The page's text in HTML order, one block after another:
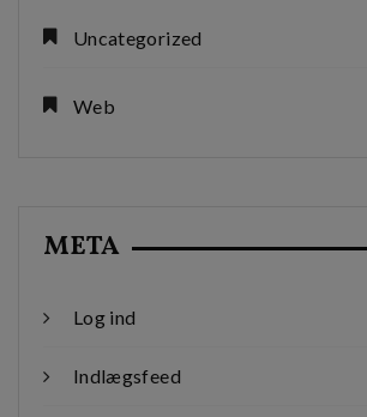
Uncategorized
Web
META
Log ind
Indlægsfeed